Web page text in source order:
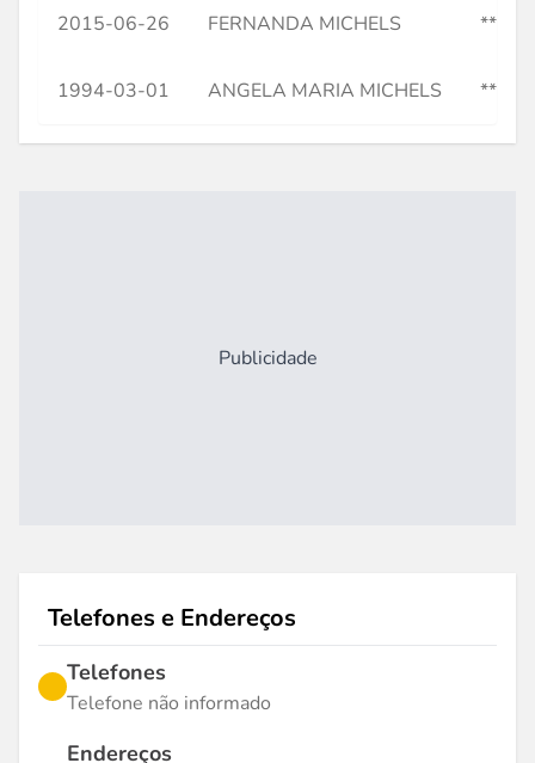
2015-06-26 FERNANDA MICHELS
1994-03-01 ANGELA MARIA MICHELS
Publicidade
Telefones e Endereços
Telefones
Telefone não informado
Endereços